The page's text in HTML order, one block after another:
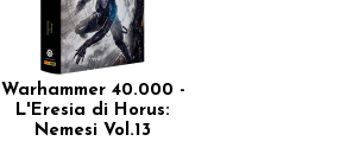
Warhammer 40.000 -
L'Eresia di Horus:
Nemesi Vol.13